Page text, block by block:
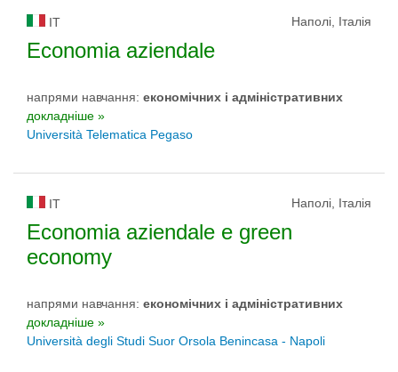
IT Наполі, Італія
Economia aziendale
напрями навчання: економічних і адміністративних
докладніше »
Università Telematica Pegaso
IT Наполі, Італія
Economia aziendale e green
economy
напрями навчання: економічних і адміністративних
докладніше »
Università degli Studi Suor Orsola Benincasa - Napoli